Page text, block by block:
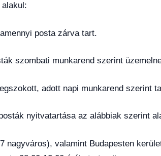
posta zárva tart.
szombati munkarend szerint
adott napi munkarend szerint
nyitvatartása az alábbiak szerint
nagyváros), valamint Budapesten